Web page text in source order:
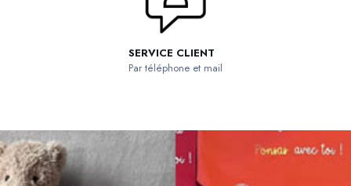
SERVICE CLIENT
Par téléphone et mail